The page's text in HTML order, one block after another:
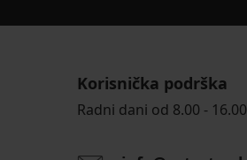
Korisnička podrška
Radni dani od 8.00 - 16.00